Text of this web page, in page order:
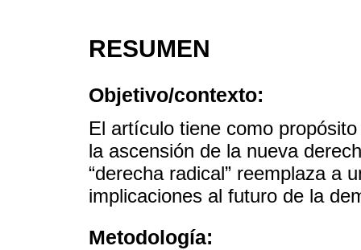
RESUMEN
Objetivo/contexto:
El artículo tiene como
la ascensión de la nueva
“derecha radical” reemplaza a
implicaciones al futuro de la
Metodología: